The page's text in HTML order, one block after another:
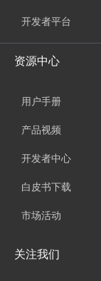
开发者平台
资源中心
用户手册
产品视频
开发者中心
白皮书下载
市场活动
关注我们